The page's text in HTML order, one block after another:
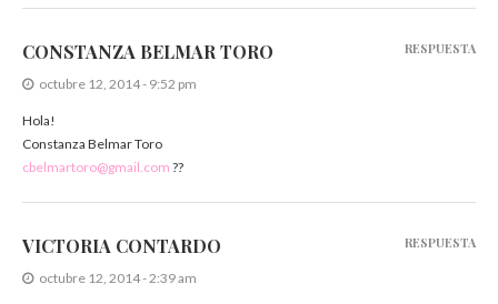
CONSTANZA BELMAR TORO
octubre 12, 2014 - 9:52 pm
Hola!
Constanza Belmar Toro
cbelmartoro@gmail.com ??
RESPUESTA
VICTORIA CONTARDO
octubre 12, 2014 - 2:39 am
RESPUESTA